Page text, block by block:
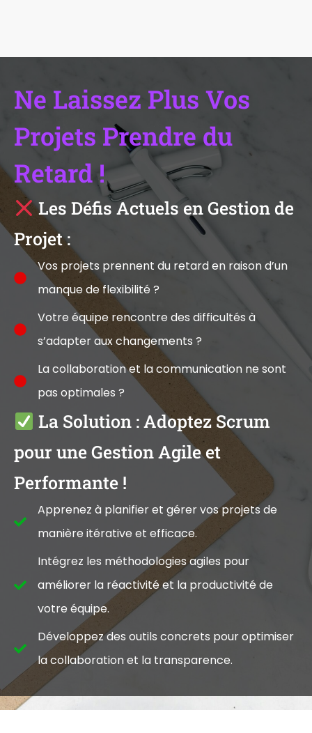
Ne Laissez Plus Vos
Projets Prendre du
Retard !
Les Défis Actuels en Gestion de
Projet :
Vos projets prennent du retard en raison d’un
manque de flexibilité ?
Votre équipe rencontre des difficultés à
s’adapter aux changements ?
La collaboration et la communication ne sont
pas optimales ?
La Solution : Adoptez Scrum
pour une Gestion Agile et
Performante !
Apprenez à planifier et gérer vos projets de
manière itérative et efficace.
Intégrez les méthodologies agiles pour
améliorer la réactivité et la productivité de
votre équipe.
Développez des outils concrets pour optimiser
la collaboration et la transparence.